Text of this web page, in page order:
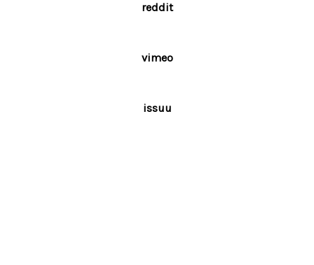
reddit
vimeo
issuu